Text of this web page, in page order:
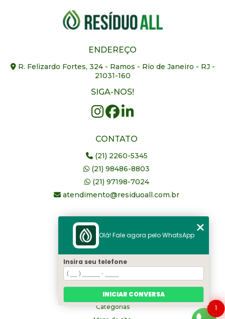
ENDEREÇO
R. Felizardo Fortes, 324 - Ramos - Rio de Janeiro - RJ -
21031-160
SIGA-NOS!
CONTATO
(21) 2260-5345
(21) 98486-8803
(21) 97198-7024
atendimento@residuoall.com.br
Quem somos
serviços
Blog
Contato
Categorias
1
Olá! Fale agora pelo WhatsApp
Insira seu telefone
INICIAR CONVERSA